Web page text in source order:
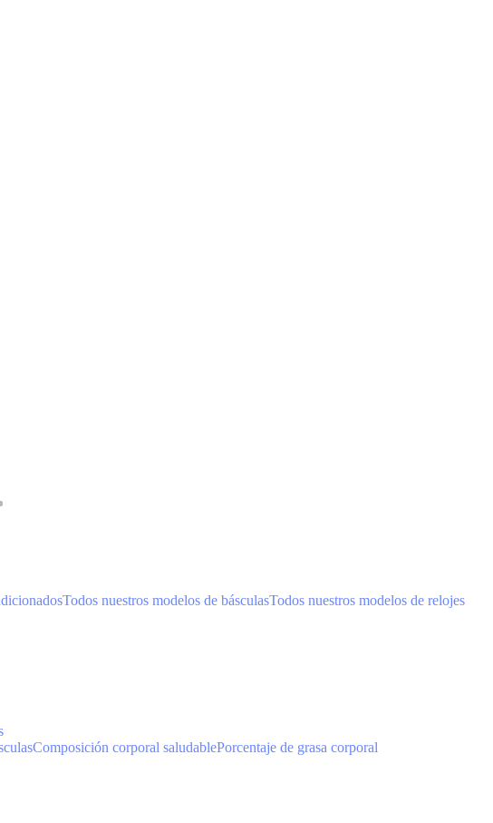
Todos nuestros modelos de básculasTodos nuestros modelos de relojes
Composición corporal saludablePorcentaje de grasa corporal